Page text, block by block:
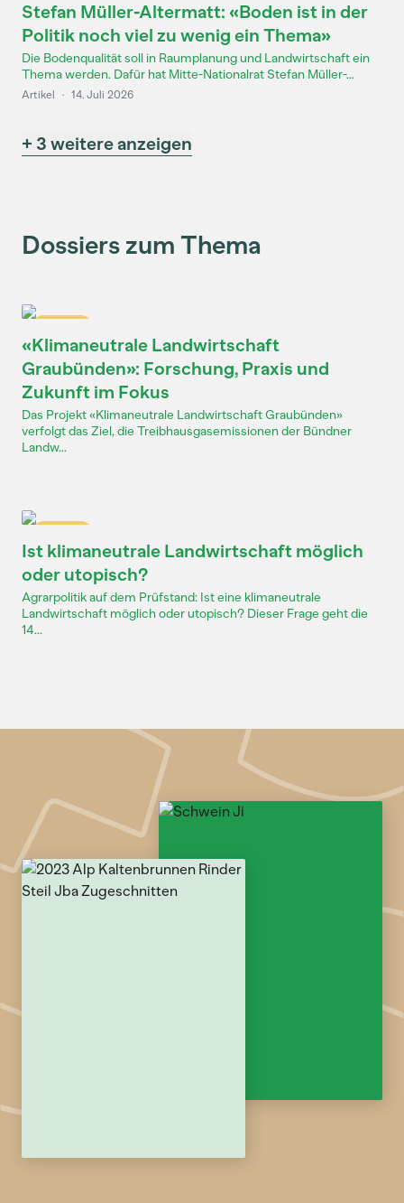
Stefan Müller-Altermatt: «Boden ist in der
Politik noch viel zu wenig ein Thema»
Die Bodenqualität soll in Raumplanung und Landwirtschaft ein
Thema werden. Dafür hat Mitte-Nationalrat Stefan Müller-...
Artikel · 14. Juli 2026
+ 3 weitere anzeigen
Dossiers zum Thema
«Klimaneutrale Landwirtschaft
Graubünden»: Forschung, Praxis und
Zukunft im Fokus
Das Projekt «Klimaneutrale Landwirtschaft Graubünden»
verfolgt das Ziel, die Treibhausgasemissionen der Bündner
Landw...
Ist klimaneutrale Landwirtschaft möglich
oder utopisch?
Agrarpolitik auf dem Prüfstand: Ist eine klimaneutrale
Landwirtschaft möglich oder utopisch? Dieser Frage geht die
14...